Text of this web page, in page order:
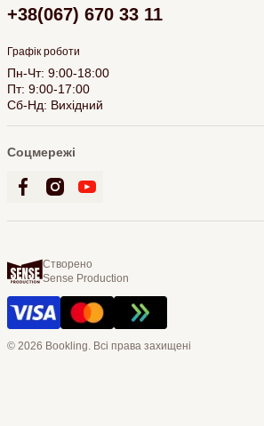
+38(067) 670 33 11
Графік роботи
Пн-Чт: 9:00-18:00
Пт: 9:00-17:00
Сб-Нд: Вихідний
Соцмережі
Створено
Sense Production
© 2026 Bookling. Всі права захищені